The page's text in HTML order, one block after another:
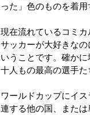
った」色のものを着
現在流れているコミ
サッカーが大好きな
いうことです。確か
十人もの最高の選手
ワールドカップにイ
連する他の国、また